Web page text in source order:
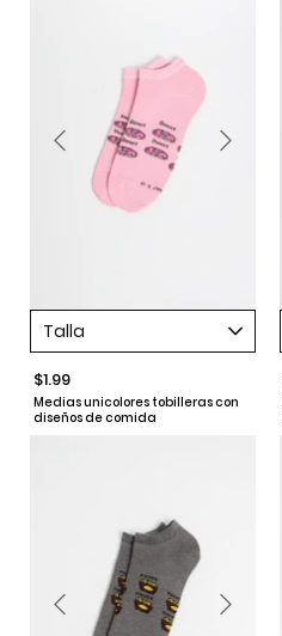
Talla
$1.99
Medias unicolores tobilleras con
diseños de comida